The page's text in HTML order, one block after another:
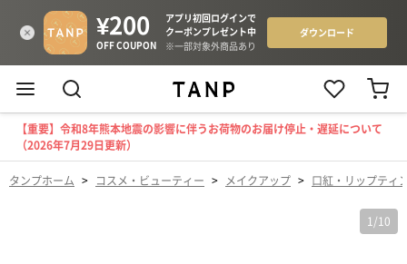
【重要】令和8年熊本地震の影響に伴うお荷物のお届け停止・遅延について
（2026年7月29日更新）
タンプホーム > コスメ・ビューティー > メイクアップ > 口紅・リップティ
1 /10